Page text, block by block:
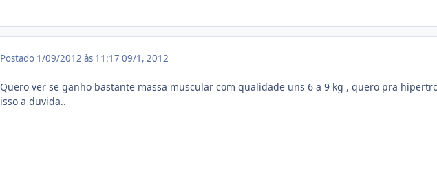
Postado 1/09/2012 às 11:17 09/1, 2012
Quero ver se ganho bastante massa muscular com qualidade uns 6 a 9 kg , quero pra
isso a duvida..